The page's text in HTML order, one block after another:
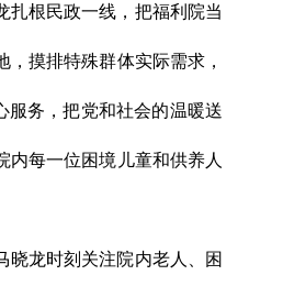
扎根民政一线，把福利院当
，摸排特殊群体实际需求，
服务，把党和社会的温暖送
内每一位困境儿童和供养人
晓龙时刻关注院内老人、困